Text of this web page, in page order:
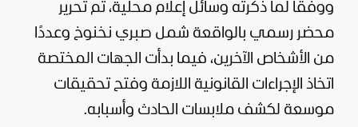
ووفقًا لما ذكرته وسائل إعلام محلية، تم تحرير
محضر رسمي بالواقعة شمل صبري نخنوخ وعددًا
من الأشخاص الآخرين، فيما بدأت الجهات المختصة
اتخاذ الإجراءات القانونية اللازمة وفتح تحقيقات
موسعة لكشف ملابسات الحادث وأسبابه.